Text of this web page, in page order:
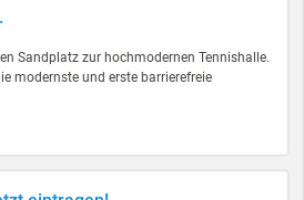
Sandplatz zur hochmodernen Tennishalle.
modernste und erste barrierefreie